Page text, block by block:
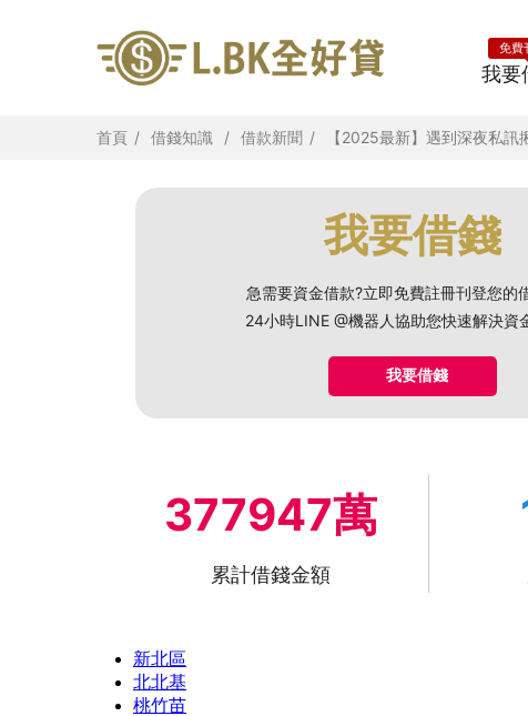
我要
免費
首頁 借錢知識 借款新聞 【2025最新】遇到深夜私
我要借錢
急需要資金借款?立即免費註冊刊登您的
24小時LINE @機器人協助您快速解決資
我要借錢
377947萬
累計借錢金額